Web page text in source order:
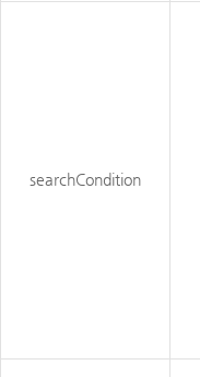
searchCondition